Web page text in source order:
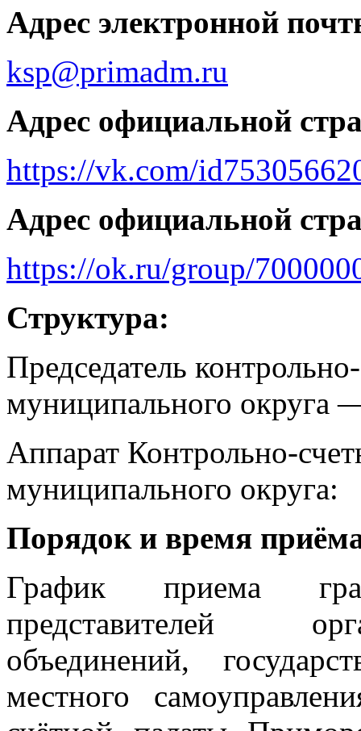
Адрес электронной
ksp@primadm.ru
Адрес официальной
https://vk.com/
Адрес официальной
https://ok.ru/group/
Структура:
Председатель
муниципального округа
Аппарат Контрольно-
муниципального округа:
Порядок и время
График приема
представителей
объединений,
местного